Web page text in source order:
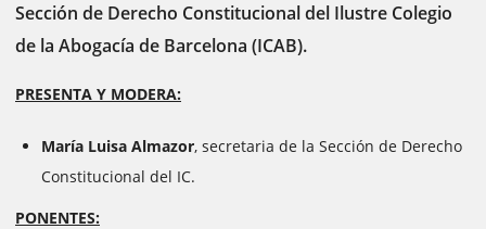
Sección de Derecho Constitucional del Ilustre Colegio
de la Abogacía de Barcelona (ICAB).
PRESENTA Y MODERA:
María Luisa Almazor, secretaria de la Sección de Derecho
Constitucional del IC.
PONENTES: